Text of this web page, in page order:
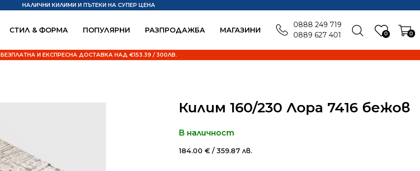
СТИЛ & ФОРМА ПОПУЛЯРНИ РАЗПРОДАЖБА MАГАЗИНИ 0 0
НАЛИЧНИ КИЛИМИ И ПЪТЕКИ НА СУПЕР ЦЕНА
БЕЗПЛАТНА И ЕКСПРЕСНА ДОСТАВКА НАД €153.39 / 300ЛВ.
0888 249 719
0889 627 401
Килим 160/230 Лора 7416 бежов
В наличност
184.00€ / 359.87 лв.